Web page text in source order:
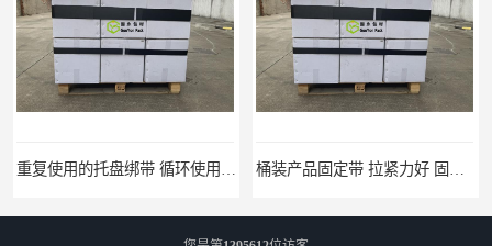
桶装产品固定带 拉紧力好 固永包材 托盘运输网兜 固永包材